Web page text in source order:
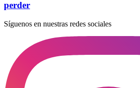
perder
Síguenos en nuestras redes sociales